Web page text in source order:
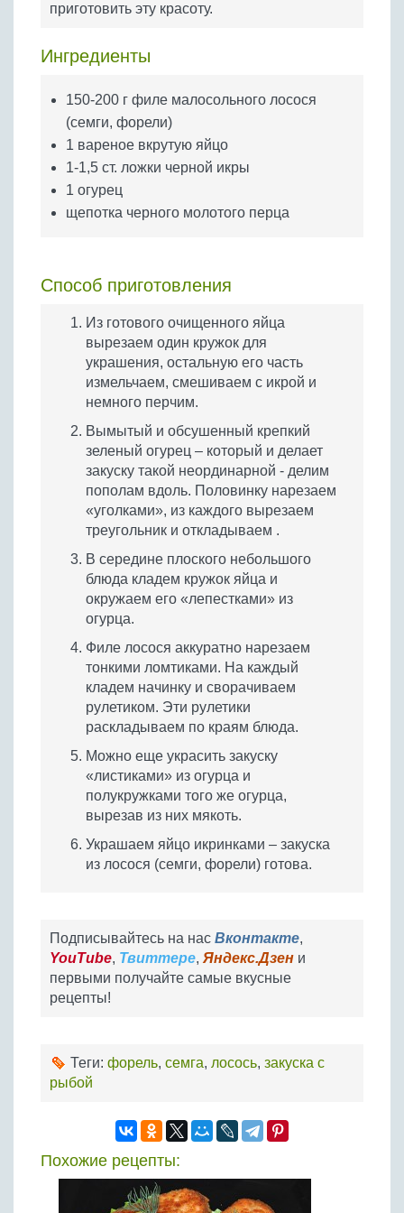
Бобовые
Крупы
приготовить эту красоту.
Ингредиенты
150-200 г филе малосольного лосося
(семги, форели)
1 вареное вкрутую яйцо
1-1,5 ст. ложки черной икры
1 огурец
щепотка черного молотого перца
Способ приготовления
Из готового очищенного яйца
вырезаем один кружок для
украшения, остальную его часть
измельчаем, смешиваем с икрой и
немного перчим.
Вымытый и обсушенный крепкий
зеленый огурец – который и делает
закуску такой неординарной - делим
пополам вдоль. Половинку нарезаем
«уголками», из каждого вырезаем
треугольник и откладываем .
В середине плоского небольшого
блюда кладем кружок яйца и
окружаем его «лепестками» из
огурца.
Филе лосося аккуратно нарезаем
тонкими ломтиками. На каждый
кладем начинку и сворачиваем
рулетиком. Эти рулетики
раскладываем по краям блюда.
Можно еще украсить закуску
«листиками» из огурца и
полукружками того же огурца,
вырезав из них мякоть.
Украшаем яйцо икринками – закуска
из лосося (семги, форели) готова.
Подписывайтесь на нас Вконтакте,
YouTube, Твиттере, Яндекс.Дзен и
первыми получайте самые вкусные
рецепты!
Теги: форель, семга, лосось, закуска с
рыбой
Похожие рецепты: